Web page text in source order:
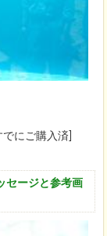
にご購入済]
セージと参考画